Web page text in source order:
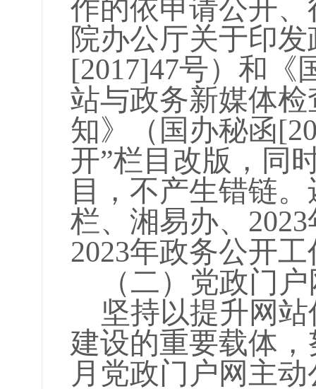
作的依申请公开
院办公厅关于印
[2017]47号）和《
站与政务新媒体
知》（国办秘函
开”栏目改版，同
目，不产生错链。
栏、湘易办、
2023年政务公开
（二） 党政门
坚持以提升网
建设的重要载体
月党政门户网主